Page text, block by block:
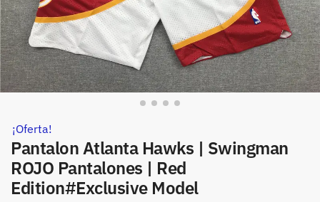
¡Oferta!
Pantalon Atlanta Hawks | Swingman
ROJO Pantalones | Red
Edition#Exclusive Model